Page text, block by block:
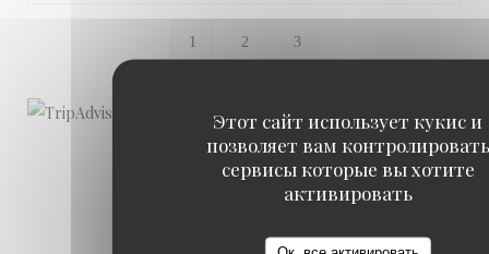
Этот сайт использует кукис и
позволяет вам контролировать
сервисы которые вы хотите
активировать
1 2 3